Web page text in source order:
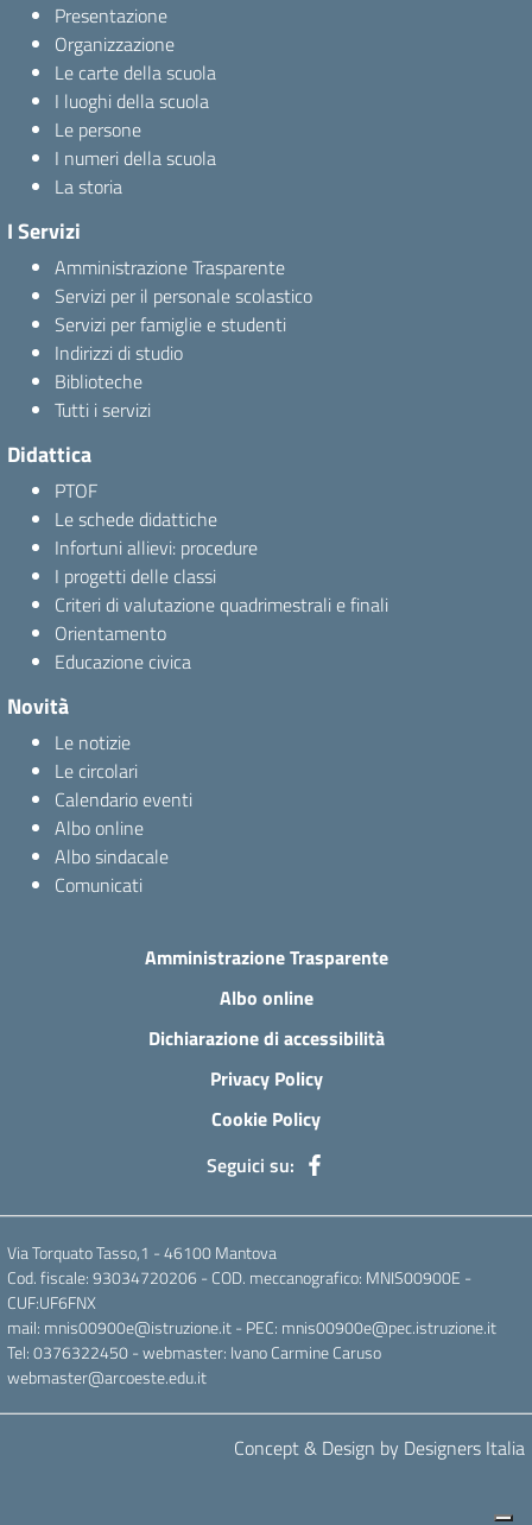
Presentazione
Organizzazione
Le carte della scuola
I luoghi della scuola
Le persone
I numeri della scuola
La storia
I Servizi
Amministrazione Trasparente
Servizi per il personale scolastico
Servizi per famiglie e studenti
Indirizzi di studio
Biblioteche
Tutti i servizi
Didattica
PTOF
Le schede didattiche
Infortuni allievi: procedure
I progetti delle classi
Criteri di valutazione quadrimestrali e finali
Orientamento
Educazione civica
Novità
Le notizie
Le circolari
Calendario eventi
Albo online
Albo sindacale
Comunicati
Amministrazione Trasparente
Albo online
Dichiarazione di accessibilità
Privacy Policy
Cookie Policy
Seguici su:
Via Torquato Tasso,1 - 46100 Mantova
Cod. fiscale: 93034720206 - COD. meccanografico: MNIS00900E -
CUF:UF6FNX
mail: mnis00900e@istruzione.it - PEC: mnis00900e@pec.istruzione.it
Tel: 0376322450 - webmaster: Ivano Carmine Caruso
webmaster@arcoeste.edu.it
Concept & Design by Designers Italia